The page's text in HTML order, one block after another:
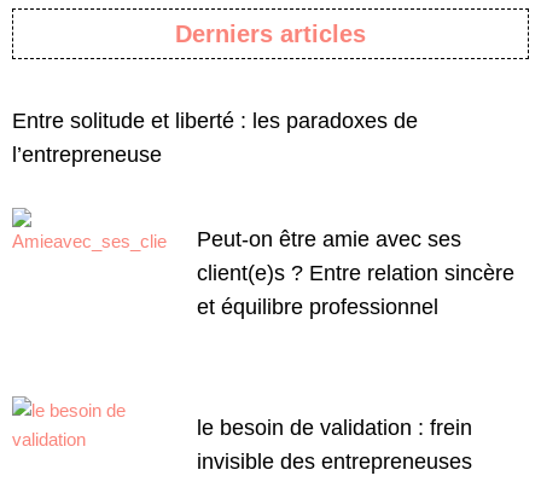
Derniers articles
Entre solitude et liberté : les paradoxes de
l’entrepreneuse
Peut-on être amie avec ses
client(e)s ? Entre relation sincère
et équilibre professionnel
le besoin de validation : frein
invisible des entrepreneuses